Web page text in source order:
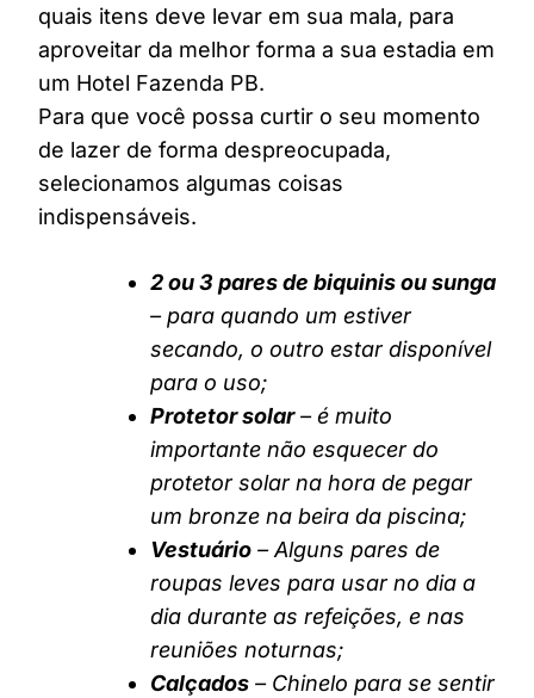
quais itens deve levar em sua mala, para
aproveitar da melhor forma a sua estadia em
um Hotel Fazenda PB.
Para que você possa curtir o seu momento
de lazer de forma despreocupada,
selecionamos algumas coisas
indispensáveis.
2 ou 3 pares de biquinis ou sunga
– para quando um estiver
secando, o outro estar disponível
para o uso;
Protetor solar– é muito
importante não esquecer do
protetor solar na hora de pegar
um bronze na beira da piscina;
Vestuário – Alguns pares de
roupas leves para usar no dia a
dia durante as refeições, e nas
reuniões noturnas;
Calçados – Chinelo para se sentir